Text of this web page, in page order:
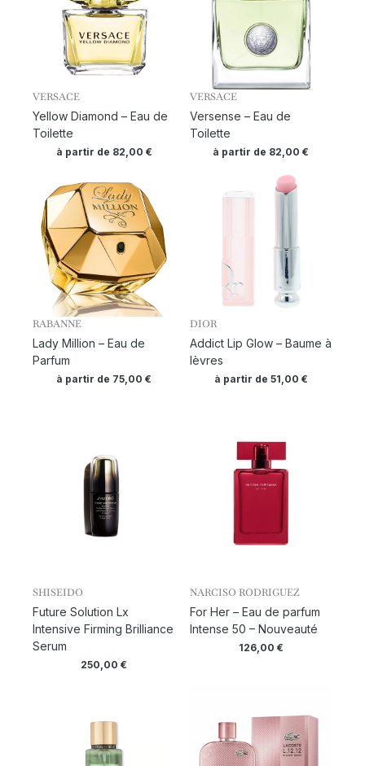
VERSACE
Yellow Diamond – Eau de
Toilette
à partir de 82,00 €
VERSACE
Versense – Eau de
Toilette
à partir de 82,00€
RABANNE
Lady Million – Eau de
Parfum
à partir de 75,00€
DIOR
Addict Lip Glow – Baume à
lèvres
à partir de 51,00 €
SHISEIDO
Future Solution Lx
Intensive Firming Brilliance
Serum
250,00€
NARCISO RODRIGUEZ
For Her – Eau de parfum
Intense 50 – Nouveauté
126,00 €